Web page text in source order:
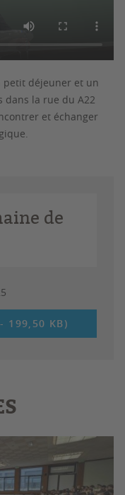
petit déjeuner et un
dans la rue du A22
et échanger
de
- 199,50 KB)